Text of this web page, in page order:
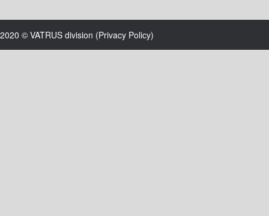
2020 © VATRUS division (Privacy Policy)